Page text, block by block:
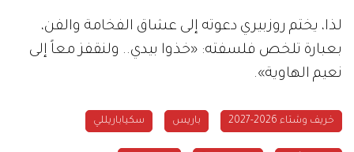
لذا، يختم روزبيري دعوته إلى عشاق الفخامة والفن،
بعبارة تلخص فلسفته: «خذوا بيدي.. ولنقفز معاً إلى
نعيم الهاوية».
خريف وشتاء 2026-2027 باريس سكياباريللي